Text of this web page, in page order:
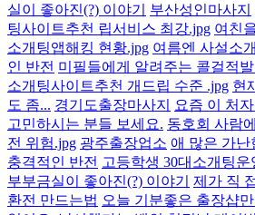
실이 좋아진(?) 이야기
부산성인마사지
팅사이트추천 립서비스 최강.jpg 여친
소개팅앱해킹 현황.jpg 여름엔 사설소
인 반전 미필들에게 알려주는 콜걸적발
소개팅사이트추천 개드립 수준 .jpg 현
도 좀... 경기도출장마사지
요즘 이 처
고민하시는 분들 보세요. 동호회 사람
전 위험.jpg 광주출장업소 애 많은 가난
충격적인 반전 고등학생 30대소개팅운
부부금실이 좋아진(?) 이야기
제가 직
환전 만드는법 오늘 기분좋은 출장샵